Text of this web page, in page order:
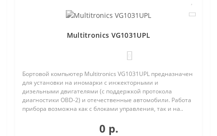
Multitronics VG1031UPL
Бортовой компьютер Multitronics VG1031UPL предназначен
для установки на иномарки с инжекторными и
дизельными двигателями (с поддержкой протокола
диагностики OBD-2) и отечественные автомобили. Работа
прибора возможна как с блоками управления, так и на..
0 р.